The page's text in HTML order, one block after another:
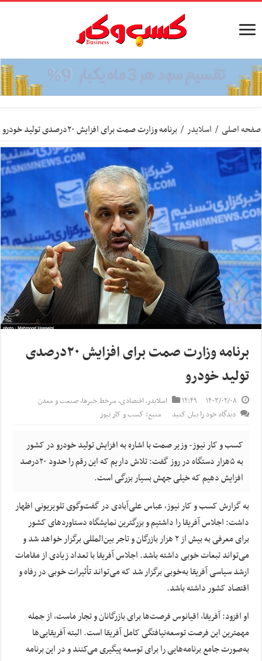
صفحه اصلی / اسلایدر / برنامه وزارت صمت برای افزایش ۲۰درصدی تولید خودرو
برنامه وزارت صمت برای افزایش ۲۰درصدی
تولید خودرو
۱۴۰۳/۰۲/۰۸ ۱۲:۴۹ اسلایدر,اقتصادی,سرخط خبرها,صنعت و معدن
دیدگاه خود را بیان کنید
منبع: کسب و کار نیوز
کسب و کار نیوز- وزیر صمت با اشاره به افزایش تولید خودرو در کشور
به ۵هزار دستگاه در روز گفت: تلاش داریم که این رقم را حدود ۲۰درصد
افزایش دهیم که خیلی جهش بسیار بزرگی است.
به گزارش کسب و کار نیوز، عباس علی‌آبادی در گفت‌وگوی تلویزیونی اظهار
داشت: اجلاس آفریقا را داشتیم و بزرگترین نمایشگاه دستاوردهای کشور
برای معرفی به بیش از ۲ هزار بازرگان و تاجر بین‌المللی برگزار خواهد شد و
می‌تواند تبعات خوبی داشته باشد. اجلاس آفریقا با تعداد زیادی از مقامات
ارشد سیاسی آفریقا به‌خوبی برگزار شد که می‌تواند تأثیرات خوبی در رفاه و
اقتصاد کشور داشته باشد.
او افزود: آفریقا، اقیانوس فرصت‌ها برای بازرگانان و تجار ماست، از جمله
مهمترین این فرصت توسعه‌نیافتگی کامل آفریقا است. البته آفریقایی‌ها
به‌صورت جامع برنامه‌هایی را برای توسعه پیگیری می‌کنند و در این برنامه